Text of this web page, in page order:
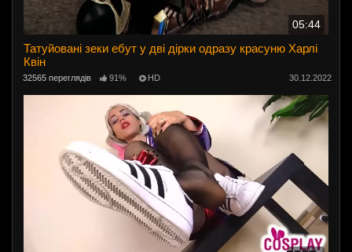
05:44
Татуйовані зеки ебут у дві дірки одразу красуню Харлі
Квін
32565 переглядів 91% HD 30.12.2022